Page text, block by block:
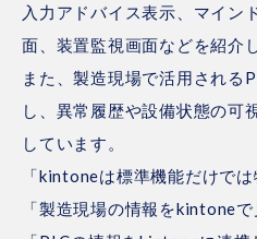
入力アドバイス表示、マイン
面、装置監視画面などを紹介
また、製造現場で活用される
し、異常履歴や設備状態の可
しています。
「kintoneは標準機能だけでは
「製造現場の情報をkintoneで